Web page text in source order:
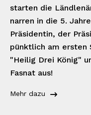
starten die
narren in die 5.
Präsidentin, der
pünktlich am ersten
"Heilig Drei König"
Fasnat aus!
Mehr dazu